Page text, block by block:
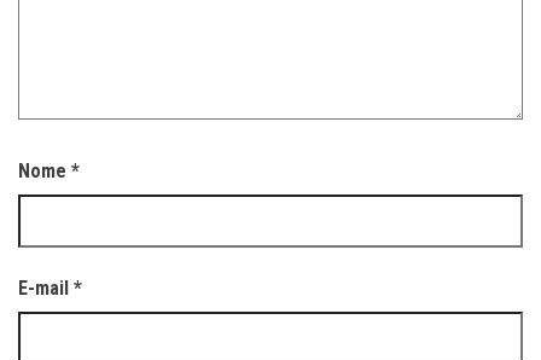
Nome *
E-mail *